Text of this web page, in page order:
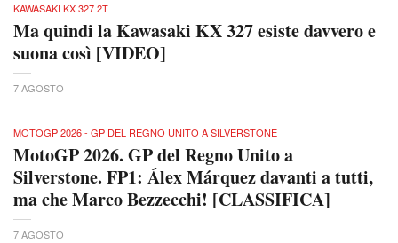
KAWASAKI KX 327 2T
Ma quindi la Kawasaki KX 327 esiste davvero e
suona così [VIDEO]
7 AGOSTO
MOTOGP 2026 - GP DEL REGNO UNITO A SILVERSTONE
MotoGP 2026. GP del Regno Unito a
Silverstone. FP1: Álex Márquez davanti a tutti,
ma che Marco Bezzecchi! [CLASSIFICA]
7 AGOSTO